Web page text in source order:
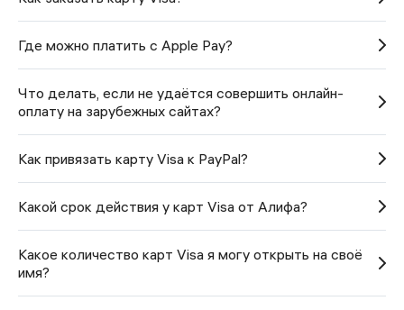
Где можно платить с Apple Pay?
Что делать, если не удаётся совершить онлайн-
оплату на зарубежных сайтах?
Как привязать карту Visa к PayPal?
Какой срок действия у карт Visa от Алифа?
Какое количество карт Visa я могу открыть на своё
имя?